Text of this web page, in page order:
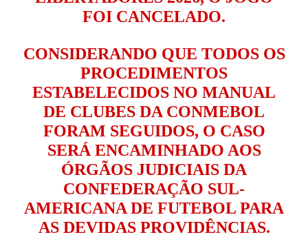
FOI CANCELADO.
CONSIDERANDO QUE TODOS OS
PROCEDIMENTOS
ESTABELECIDOS NO MANUAL
DE CLUBES DA CONMEBOL
FORAM SEGUIDOS, O CASO
SERÁ ENCAMINHADO AOS
ÓRGÃOS JUDICIAIS DA
CONFEDERAÇÃO SUL-
AMERICANA DE FUTEBOL PARA
AS DEVIDAS PROVIDÊNCIAS.